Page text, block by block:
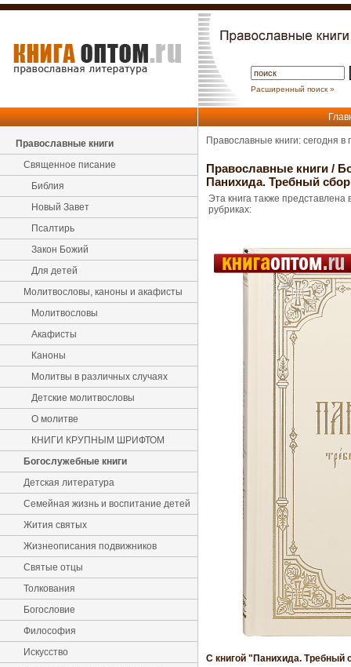
Расширенный поиск »
Православные книги
Священное писание
Библия
Новый Завет
Псалтирь
Закон Божий
Для детей
Молитвословы, каноны и акафисты
Молитвословы
Акафисты
Каноны
Молитвы в различных случаях
Детские молитвословы
О молитве
КНИГИ КРУПНЫМ ШРИФТОМ
Богослужебные книги
Детская литература
Семейная жизнь и воспитание детей
Жития святых
Жизнеописания подвижников
Святые отцы
Толкования
Богословие
Философия
Искусство
Православные книги: сегодня
Православные книги /
Панихида. Требный
Эта книга также представлена
рубриках:
С книгой "Панихида. Требный